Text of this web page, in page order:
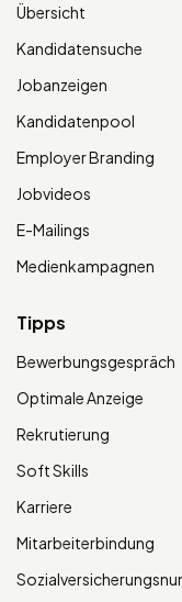
Übersicht
Kandidatensuche
Jobanzeigen
Kandidatenpool
Employer Branding
Jobvideos
E-Mailings
Medienkampagnen
Tipps
Bewerbungsgespräch
Optimale Anzeige
Rekrutierung
Soft Skills
Karriere
Mitarbeiterbindung